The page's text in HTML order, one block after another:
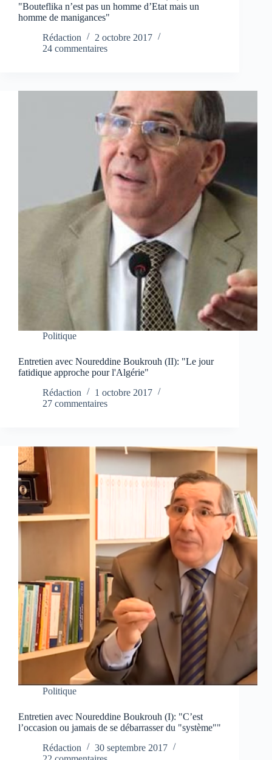
"Bouteflika n’est pas un homme d’Etat mais un
homme de manigances"
Rédaction
2 octobre 2017
24 commentaires
Politique
Entretien avec Noureddine Boukrouh (II): "Le jour
fatidique approche pour l'Algérie"
Rédaction
1 octobre 2017
27 commentaires
Politique
Entretien avec Noureddine Boukrouh (I): "C’est
l’occasion ou jamais de se débarrasser du "système""
Rédaction
30 septembre 2017